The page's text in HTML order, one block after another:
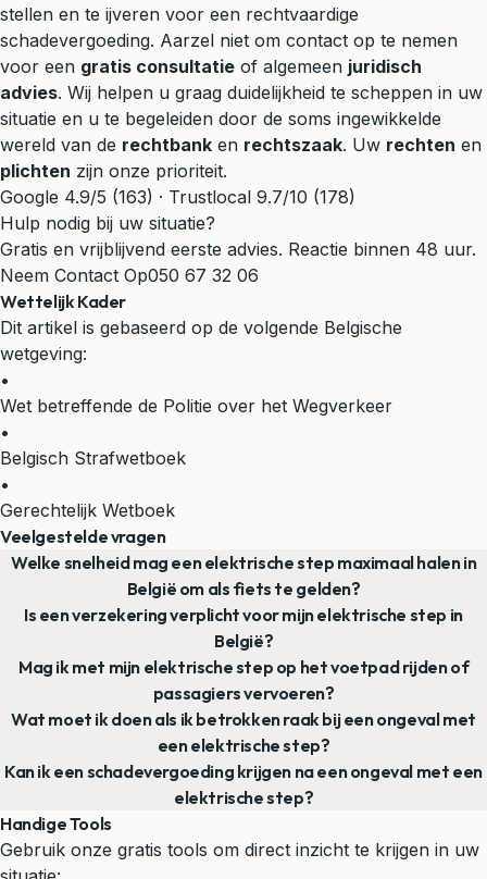
stellen en te ijveren voor een rechtvaardige
schadevergoeding. Aarzel niet om contact op te nemen
voor een gratis consultatie of algemeen juridisch
advies. Wij helpen u graag duidelijkheid te scheppen in uw
situatie en u te begeleiden door de soms ingewikkelde
wereld van de rechtbank en rechtszaak. Uw rechten en
plichten zijn onze prioriteit.
Google 4.9/5 (163) · Trustlocal 9.7/10 (178)
Hulp nodig bij uw situatie?
Gratis en vrijblijvend eerste advies. Reactie binnen 48 uur.
Neem Contact Op050 67 32 06
Wettelijk Kader
Dit artikel is gebaseerd op de volgende Belgische
wetgeving:
•
Wet betreffende de Politie over het Wegverkeer
•
Belgisch Strafwetboek
•
Gerechtelijk Wetboek
Veelgestelde vragen
Welke snelheid mag een elektrische step maximaal halen in
België om als fiets te gelden?
Is een verzekering verplicht voor mijn elektrische step in
België?
Mag ik met mijn elektrische step op het voetpad rijden of
passagiers vervoeren?
Wat moet ik doen als ik betrokken raak bij een ongeval met
een elektrische step?
Kan ik een schadevergoeding krijgen na een ongeval met een
elektrische step?
Handige Tools
Gebruik onze gratis tools om direct inzicht te krijgen in uw